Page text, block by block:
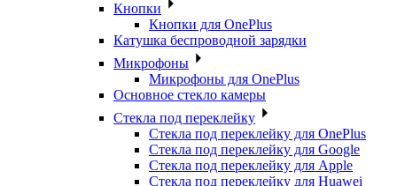
Кнопки
Кнопки для OnePlus
Катушка беспроводной зарядки
Микрофоны
Микрофоны для OnePlus
Основное стекло камеры
Стекла под переклейку
Стекла под переклейку для OnePlus
Стекла под переклейку для Google
Стекла под переклейку для Apple
Стекла под переклейку для Huawei